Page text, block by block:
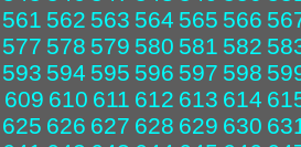
561 562 563 564 565 566
577 578 579 580 581 582
593 594 595 596 597 598
609 610 611 612 613 614
625 626 627 628 629 630